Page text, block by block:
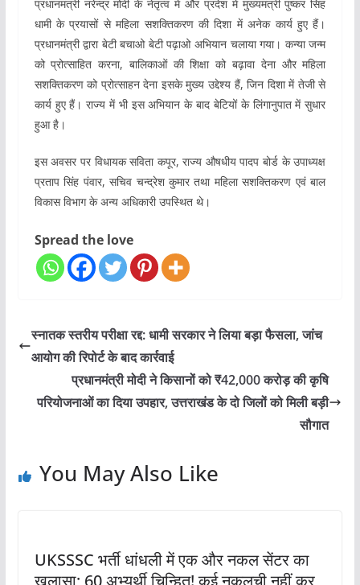
प्रधानमंत्री नरेन्द्र मोदी के नेतृत्व में और प्रदेश में मुख्यमंत्री पुष्कर सिंह
धामी के प्रयासों से महिला सशक्तिकरण की दिशा में अनेक कार्य हुए हैं।
प्रधानमंत्री द्वारा बेटी बचाओ बेटी पढ़ाओ अभियान चलाया गया। कन्या जन्म
को प्रोत्साहित करना, बालिकाओं की शिक्षा को बढ़ावा देना और महिला
सशक्तिकरण को प्रोत्साहन देना इसके मुख्य उद्देश्य हैं, जिन दिशा में तेजी से
कार्य हुए हैं। राज्य में भी इस अभियान के बाद बेटियों के लिंगानुपात में सुधार
हुआ है।
इस अवसर पर विधायक सविता कपूर, राज्य औषधीय पादप बोर्ड के उपाध्यक्ष
प्रताप सिंह पंवार, सचिव चन्द्रेश कुमार तथा महिला सशक्तिकरण एवं बाल
विकास विभाग के अन्य अधिकारी उपस्थित थे।
Spread the love
स्नातक स्तरीय परीक्षा रद्द: धामी सरकार ने लिया बड़ा फैसला, जांच
आयोग की रिपोर्ट के बाद कार्रवाई
प्रधानमंत्री मोदी ने किसानों को ₹42,000 करोड़ की कृषि
परियोजनाओं का दिया उपहार, उत्तराखंड के दो जिलों को मिली बड़ी
सौगात
You May Also Like
UKSSSC भर्ती धांधली में एक और नकल सेंटर का
खुलासा; 60 अभ्यर्थी चिन्हित! कई नकलची नहीं कर